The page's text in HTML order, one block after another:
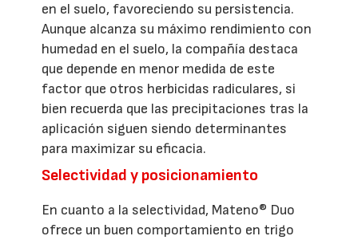
en el suelo, favoreciendo su persistencia.
Aunque alcanza su máximo rendimiento con
humedad en el suelo, la compañía destaca
que depende en menor medida de este
factor que otros herbicidas radiculares, si
bien recuerda que las precipitaciones tras la
aplicación siguen siendo determinantes
para maximizar su eficacia.
Selectividad y posicionamiento
En cuanto a la selectividad, Mateno® Duo
ofrece un buen comportamiento en trigo